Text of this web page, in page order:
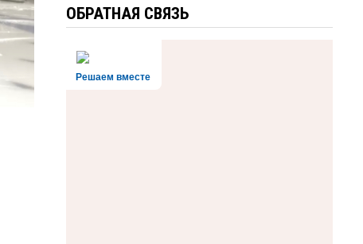
ОБРАТНАЯ СВЯЗЬ
Решаем вместе